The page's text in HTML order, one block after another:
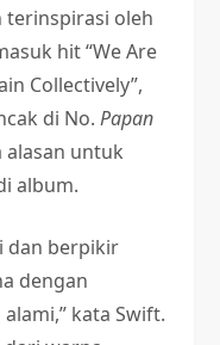
terinspirasi oleh
hit “We Are
Collectively”,
di No.Papan
alasan untuk
album.
dan berpikir
dengan
kata Swift.